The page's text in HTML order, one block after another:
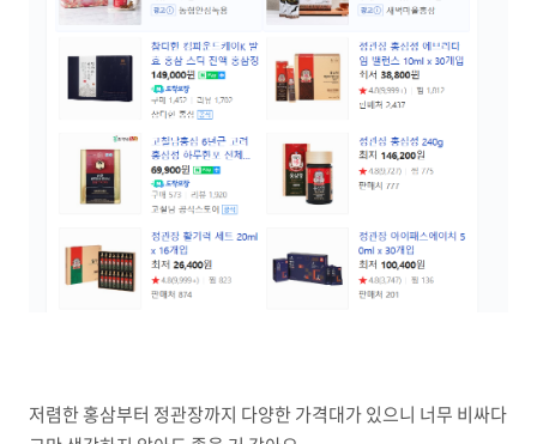
저렴한 홍삼부터 정관장까지 다양한 가격대가 있으니 너무 비싸다